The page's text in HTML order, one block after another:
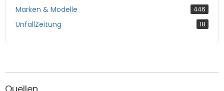
Marken & Modelle 446
UnfallZeitung 18